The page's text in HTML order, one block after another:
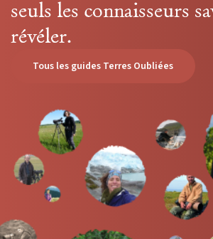
seuls les connaisseurs
révéler.
Tous les guides Terres Oubliées